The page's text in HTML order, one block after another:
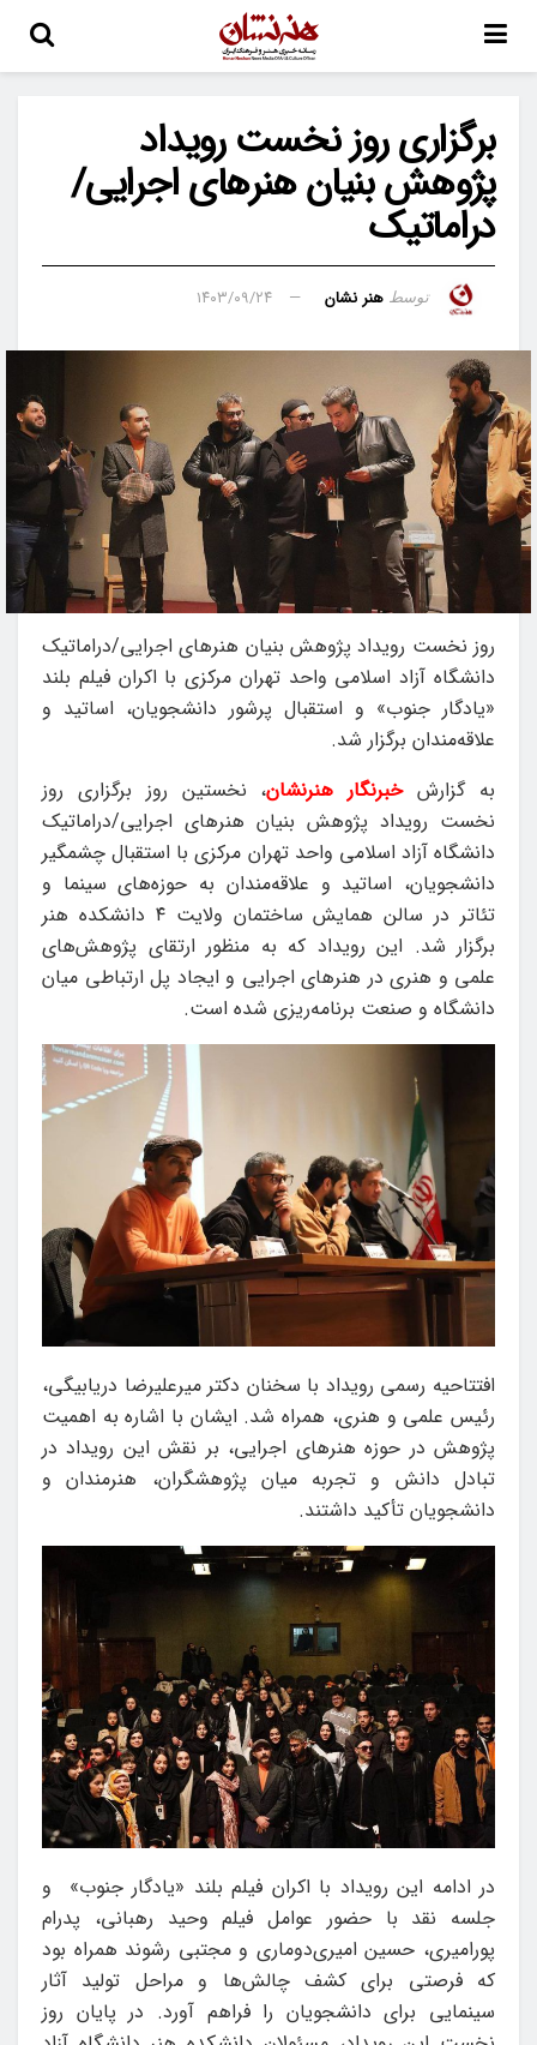
برگزاری روز نخست رویداد
پژوهش‌ بنیان هنرهای اجرایی/
دراماتیک
توسط هنر نشان ۱۴۰۳/۰۹/۲۴
روز نخست رویداد پژوهش‌ بنیان هنرهای اجرایی/دراماتیک
دانشگاه آزاد اسلامی واحد تهران مرکزی با اکران فیلم بلند
«یادگار جنوب» و استقبال پرشور دانشجویان، اساتید و
علاقه‌مندان برگزار شد.
به گزارشخبرنگار هنرنشان، نخستین روز برگزاری روز
نخست رویداد پژوهش‌ بنیان هنرهای اجرایی/دراماتیک
دانشگاه آزاد اسلامی واحد تهران مرکزی با استقبال چشمگیر
دانشجویان، اساتید و علاقه‌مندان به حوزه‌های سینما و
تئاتر در سالن همایش ساختمان ولایت ۴ دانشکده هنر
برگزار شد. این رویداد که به منظور ارتقای پژوهش‌های
علمی و هنری در هنرهای اجرایی و ایجاد پل ارتباطی میان
دانشگاه و صنعت برنامه‌ریزی شده است.
افتتاحیه رسمی رویداد با سخنان دکتر میرعلیرضا دریابیگی،
رئیس علمی و هنری، همراه شد. ایشان با اشاره به اهمیت
پژوهش در حوزه هنرهای اجرایی، بر نقش این رویداد در
تبادل دانش و تجربه میان پژوهشگران، هنرمندان و
دانشجویان تأکید داشتند.
در ادامه این رویداد با اکران فیلم بلند «یادگار جنوب» و
جلسه نقد با حضور عوامل فیلم وحید رهبانی، پدرام
پورامیری، حسین امیری‌دوماری و مجتبی رشوند همراه بود
که فرصتی برای کشف چالش‌ها و مراحل تولید آثار
سینمایی برای دانشجویان را فراهم آورد. در پایان روز